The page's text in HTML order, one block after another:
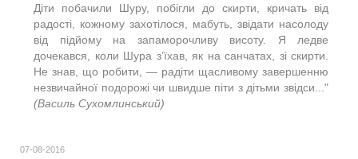
Діти побачили Шуру, побігли до скирти, кричать від
радості, кожному захотілося, мабуть, звідати насолоду
від підйому на запаморочливу висоту. Я ледве
дочекався, коли Шура з’їхав, як на санчатах, зі скирти.
Не знав, що робити, — радіти щасливому завершенню
незвичайної подорожі чи швидше піти з дітьми звідси..."
(Василь Сухомлинський)
07-08-2016